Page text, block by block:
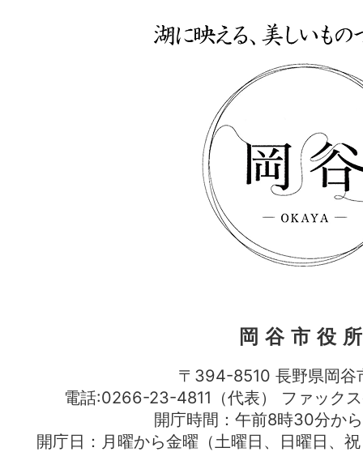
岡谷市役
〒394-8510 長野県岡谷
電話:0266-23-4811（代表） ファッ
開庁時間：午前8時30分か
開庁日：月曜から金曜（土曜日、日曜日、